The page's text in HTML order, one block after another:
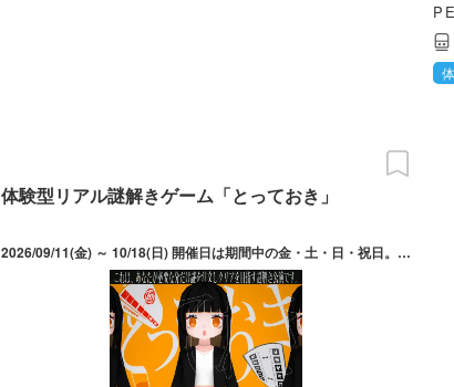
体験型リアル謎解きゲーム「とっておき」
2026/09/11(金) ～ 10/18(日) 開催日は期間中の金・土・日・祝日。開催時間は金曜日19:30～。土日祝は10:00～、13:00～、16:00～、19:00～。